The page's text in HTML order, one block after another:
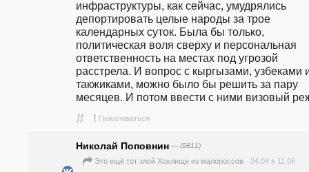
инфраструктуры, как сейчас, умудрялись
депортировать целые народы за трое
календарных суток. Была бы только,
политическая воля сверху и персональная
ответственность на местах под угрозой
расстрела. И вопрос с кыргызами, узбеками
такжиками, можно было бы решить за пару
месяцев. И потом ввести с ними визовый
# ! Пожаловаться
Николай Поповнин — (9811)
Это ещё тот злой Хохлище из малороссов 24.04 в 11:06